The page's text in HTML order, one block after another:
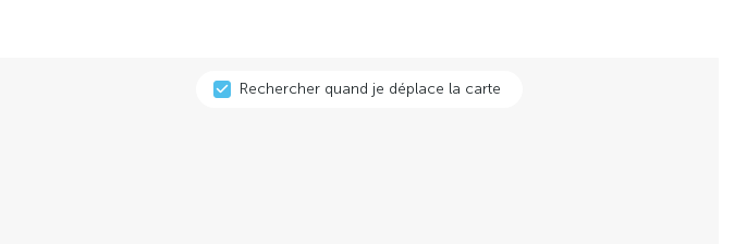
Rechercher quand je déplace la carte